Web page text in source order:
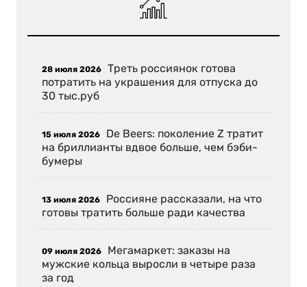
28 июля 2026 Треть россиянок готова
потратить на украшения для отпуска до
30 тыс.руб
15 июля 2026 De Beers: поколение Z тратит
на бриллианты вдвое больше, чем бэби-
бумеры
13 июля 2026 Россияне рассказали, на что
готовы тратить больше ради качества
09 июля 2026 Мегамаркет: заказы на
мужские кольца выросли в четыре раза
за год